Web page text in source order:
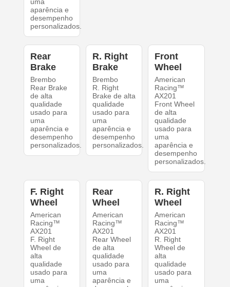
uma
aparência e
desempenho
personalizados.
Rear
Brake
Brembo
Rear Brake
de alta
qualidade
usado para
uma
aparência e
desempenho
personalizados.
R. Right
Brake
Brembo
R. Right
Brake de alta
qualidade
usado para
uma
aparência e
desempenho
personalizados.
Front
Wheel
American
Racing™
AX201
Front Wheel
de alta
qualidade
usado para
uma
aparência e
desempenho
personalizados.
F. Right
Wheel
American
Racing™
AX201
F. Right
Wheel de
alta
qualidade
usado para
uma
Rear
Wheel
American
Racing™
AX201
Rear Wheel
de alta
qualidade
usado para
uma
aparência e
R. Right
Wheel
American
Racing™
AX201
R. Right
Wheel de
alta
qualidade
usado para
uma